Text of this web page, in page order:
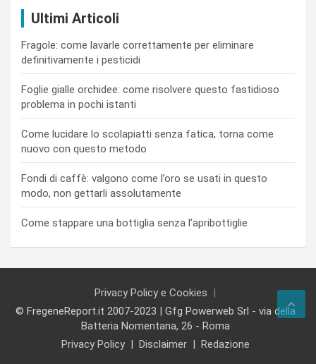
Ultimi Articoli
Fragole: come lavarle correttamente per eliminare
definitivamente i pesticidi
Foglie gialle orchidee: come risolvere questo fastidioso
problema in pochi istanti
Come lucidare lo scolapiatti senza fatica, torna come
nuovo con questo metodo
Fondi di caffè: valgono come l’oro se usati in questo
modo, non gettarli assolutamente
Come stappare una bottiglia senza l’apribottiglie
Privacy Policy e Cookies
© FregeneReport.it 2007-2023 | Gfg Powerweb Srl - via della
Batteria Nomentana, 26 - Roma
Privacy Policy
Disclaimer Redazione